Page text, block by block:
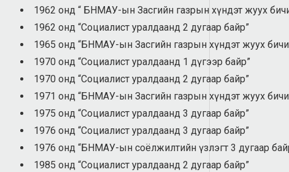
1962 онд “ БНМАУ-ын Засгийн газрын хүндэт жуух
1962 онд “Социалист уралдаанд 2 дугаар байр”
1965 онд “БНМАУ-ын Засгийн газрын хүндэт жуух
1970 онд “Социалист уралдаанд 1 дүгээр байр”
1970 онд “Социалист уралдаанд 2 дугаар байр”
1971 онд “БНМАУ-ын Засгийн газрын хүндэт жуух
1975 онд “Социалист уралдаанд 3 дугаар байр”
1976 онд “Социалист уралдаанд 3 дугаар байр”
1976 онд “БНМАУ-ын соёлжилтийн үзлэгт 3 дугаар
1985 онд “Социалист уралдаанд 2 дугаар байр”